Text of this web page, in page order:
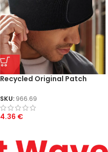
Recycled Original Patch
SKU: 966.69
4.36 €